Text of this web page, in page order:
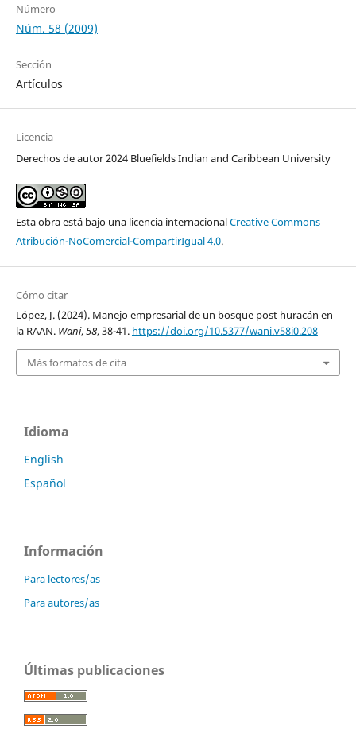
Número
Núm. 58 (2009)
Sección
Artículos
Licencia
Derechos de autor 2024 Bluefields Indian and Caribbean University
Esta obra está bajo una licencia internacionalCreative Commons
Atribución-NoComercial-CompartirIgual 4.0.
Cómo citar
López, J. (2024). Manejo empresarial de un bosque post huracán en
la RAAN. Wani,58, 38-41. https://doi.org/10.5377/wani.v58i0.208
Más formatos de cita
Idioma
English
Español
Información
Para lectores/as
Para autores/as
Últimas publicaciones